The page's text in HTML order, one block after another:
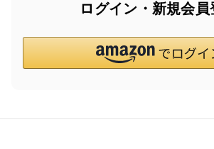
ログイン・新規会員